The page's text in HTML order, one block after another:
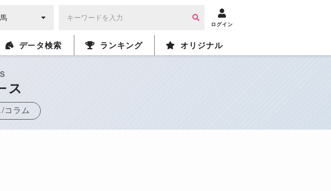
ログイン
データ検索 ランキング オリジナル
ス
コラム